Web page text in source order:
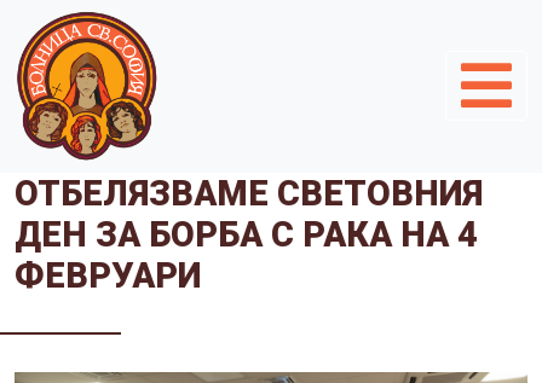
ОТБЕЛЯЗВАМЕ СВЕТОВНИЯ
ДЕН ЗА БОРБА С РАКА НА 4
ФЕВРУАРИ